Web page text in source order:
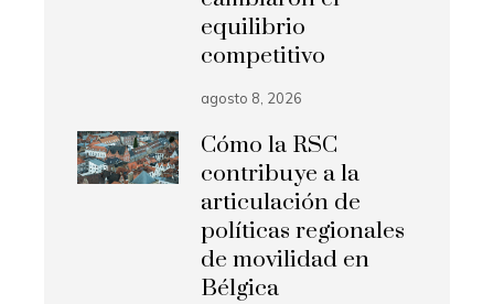
equilibrio
competitivo
agosto 8, 2026
Cómo la RSC
contribuye a la
articulación de
políticas regionales
de movilidad en
Bélgica